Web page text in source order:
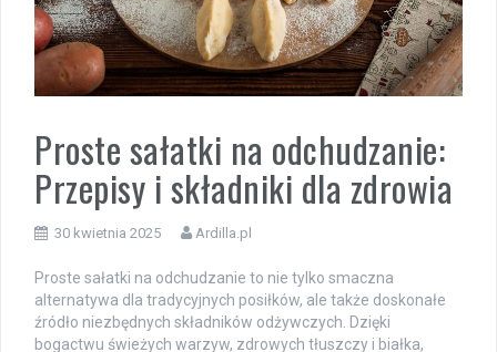
Proste sałatki na odchudzanie:
Przepisy i składniki dla zdrowia
30 kwietnia 2025 Ardilla.pl
Proste sałatki na odchudzanie to nie tylko smaczna
alternatywa dla tradycyjnych posiłków, ale także doskonałe
źródło niezbędnych składników odżywczych. Dzięki
bogactwu świeżych warzyw, zdrowych tłuszczy i białka,